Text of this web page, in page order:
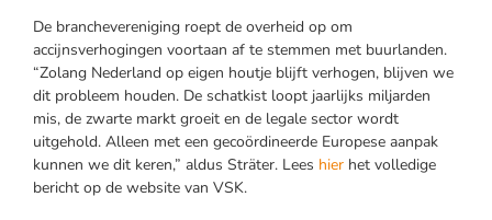
De branchevereniging roept de overheid op om
accijnsverhogingen voortaan af te stemmen met buurlanden.
“Zolang Nederland op eigen houtje blijft verhogen, blijven we
dit probleem houden. De schatkist loopt jaarlijks miljarden
mis, de zwarte markt groeit en de legale sector wordt
uitgehold. Alleen met een gecoördineerde Europese aanpak
kunnen we dit keren,” aldus Sträter. Lees hier het volledige
bericht op de website van VSK.